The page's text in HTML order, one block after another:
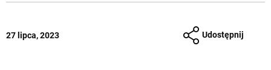
27 lipca, 2023 Udostępnij